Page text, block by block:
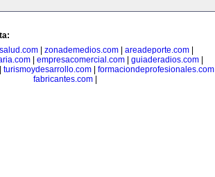
| zonademedios.com| areadeporte.com|
empresacomercial.com guiaderadios.com
turismoydesarrollo.com| formaciondeprofesionales.com|
fabricantes.com